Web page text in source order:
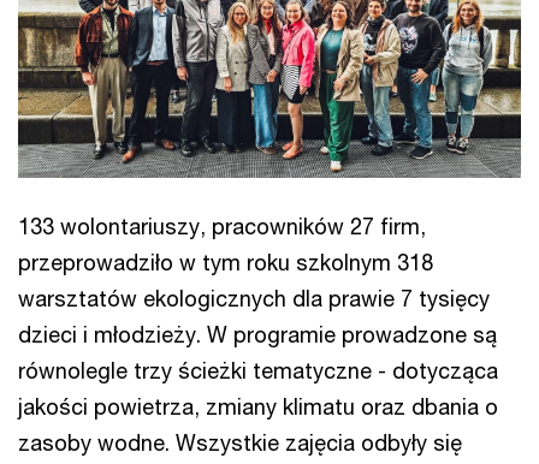
133 wolontariuszy, pracowników 27 firm,
przeprowadziło w tym roku szkolnym 318
warsztatów ekologicznych dla prawie 7 tysięcy
dzieci i młodzieży. W programie prowadzone są
równolegle trzy ścieżki tematyczne - dotycząca
jakości powietrza, zmiany klimatu oraz dbania o
zasoby wodne. Wszystkie zajęcia odbyły się